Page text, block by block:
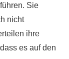
Sie
nicht
ihre
es auf den